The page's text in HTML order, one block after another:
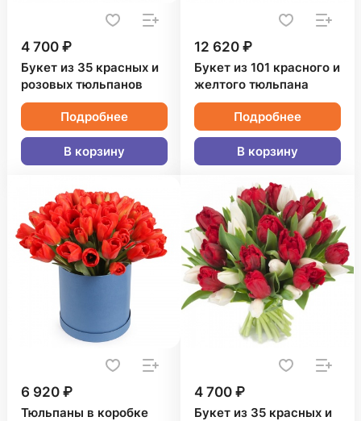
4 700 ₽
Букет из 35 красных и
розовых тюльпанов
Подробнее
В корзину
12 620 ₽
Букет из 101 красного и
желтого тюльпана
Подробнее
В корзину
6 920 ₽
Тюльпаны в коробке
4 700 ₽
Букет из 35 красных и